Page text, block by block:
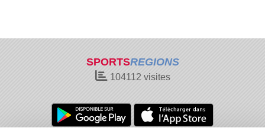
SPORTSREGIONS
104112 visites